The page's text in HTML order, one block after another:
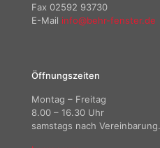
Fax 02592 93730
E-Mail info@behr-fenster.de
Öffnungszeiten
Montag – Freitag
8.00 – 16.30 Uhr
samstags nach Vereinbarung.